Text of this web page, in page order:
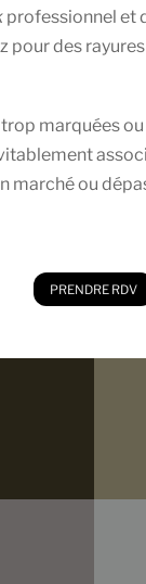
professionnel et
pour des
trop marquées
marché ou
PRENDRE RDV